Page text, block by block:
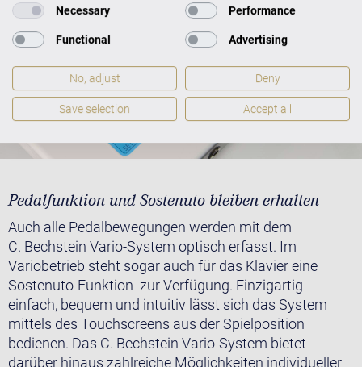
Pedalfunktion und Sostenuto bleiben erhalten
Auch alle Pedalbewegungen werden mit dem
C. Bechstein Vario-System optisch erfasst. Im
Variobetrieb steht sogar auch für das Klavier eine
Sostenuto-Funktion zur Verfügung. Einzigartig
einfach, bequem und intuitiv lässt sich das System
mittels des Touchscreens aus der Spielposition
bedienen. Das C. Bechstein Vario-System bietet
darüber hinaus zahlreiche Möglichkeiten individueller
Necessary Performance
Functional Advertising
No, adjust Deny
Save selection Accept all